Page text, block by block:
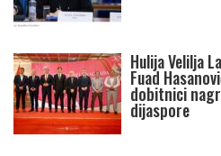
Hulija Velilja
Fuad
dobitnici
dijaspore